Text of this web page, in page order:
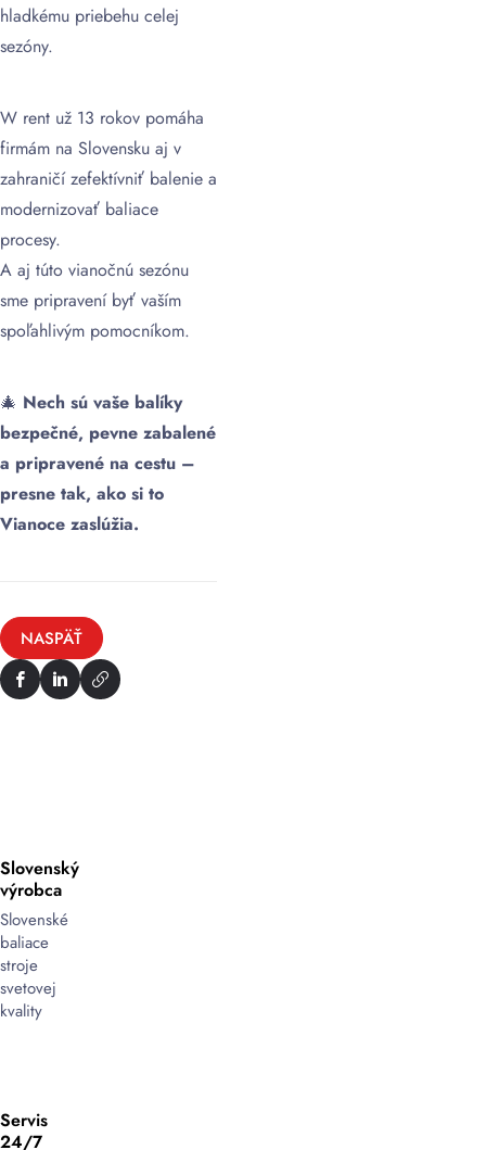
hladkému priebehu celej
sezóny.
W rent už 13 rokov pomáha
firmám na Slovensku aj v
zahraničí zefektívniť balenie a
modernizovať baliace
procesy.
A aj túto vianočnú sezónu
sme pripravení byť vaším
spoľahlivým pomocníkom.
🎄 Nech sú vaše balíky
bezpečné, pevne zabalené
a pripravené na cestu –
presne tak, ako si to
Vianoce zaslúžia.
NASPÄŤ
Slovenský
výrobca
Slovenské
baliace
stroje
svetovej
kvality
Servis
24/7